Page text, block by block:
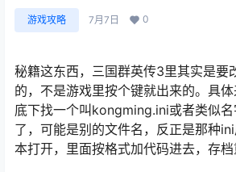
游戏攻略 7月7日 0
秘籍这东西，三国群英传3里其实是要
的，不是游戏里按个键就出来的。具
底下找一个叫kongming.ini或者类似
了，可能是别的文件名，反正是那种
本打开，里面按格式加代码进去，存档